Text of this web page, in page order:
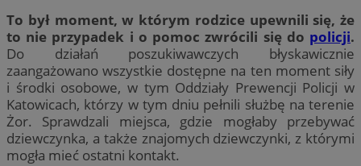
To był moment, w którym rodzice upewnili się, że
to nie przypadek i o pomoc zwrócili się do policji.
Do działań poszukiwawczych błyskawicznie
zaangażowano wszystkie dostępne na ten moment siły
i środki osobowe, w tym Oddziały Prewencji Policji w
Katowicach, którzy w tym dniu pełnili służbę na terenie
Żor. Sprawdzali miejsca, gdzie mogłaby przebywać
dziewczynka, a także znajomych dziewczynki, z którymi
mogła mieć ostatni kontakt.